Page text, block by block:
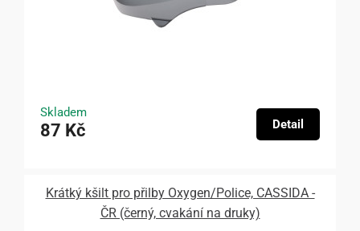
Skladem
87 Kč Detail
Krátký kšilt pro přilby Oxygen/Police, CASSIDA -
ČR (černý, cvakání na druky)